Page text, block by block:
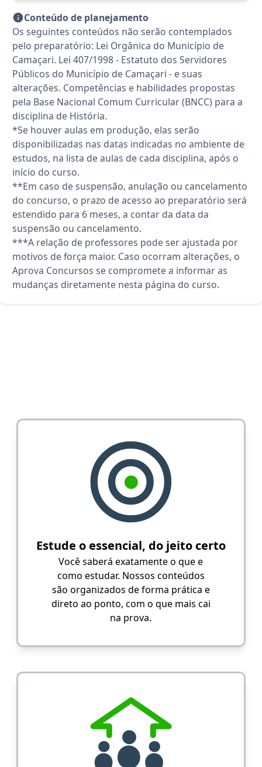
Conteúdo de planejamento
Os seguintes conteúdos não serão contemplados
pelo preparatório: Lei Orgânica do Município de
Camaçari. Lei 407/1998 - Estatuto dos Servidores
Públicos do Município de Camaçari - e suas
alterações. Competências e habilidades propostas
pela Base Nacional Comum Curricular (BNCC) para a
disciplina de História.
*Se houver aulas em produção, elas serão
disponibilizadas nas datas indicadas no ambiente de
estudos, na lista de aulas de cada disciplina, após o
início do curso.
**Em caso de suspensão, anulação ou cancelamento
do concurso, o prazo de acesso ao preparatório será
estendido para 6 meses, a contar da data da
suspensão ou cancelamento.
***A relação de professores pode ser ajustada por
motivos de força maior. Caso ocorram alterações, o
Aprova Concursos se compromete a informar as
mudanças diretamente nesta página do curso.
Estude o essencial, do jeito certo
Você saberá exatamente o que e
como estudar. Nossos conteúdos
são organizados de forma prática e
direto ao ponto, com o que mais cai
na prova.